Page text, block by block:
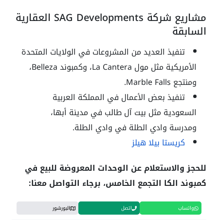
مشاريع شركة SAG Developments العقارية
السابقة
تنفيذ العديد من المشروعات في الولايات المتحدة
الأمريكية مثل مول La Cantera، وكمبوند Belleza،
ومنتجع Marble Falls.
تنفيذ بعض الأعمال في المملكة العربية
السعودية مثل بيت آل طالب في مدينة أبها،
ومدرسة وادي الطلة في وادي الطلة.
كريستا بيلا هيلز
للحجز والاستعلام عن الوحدات المعروضة للبيع في
كمبوند الكا التجمع الخامس، برجاء التواصل معنا:
واتساب اتصل البورشور